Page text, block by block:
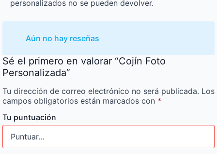
personalizados no se pueden devolver.
Aún no hay reseñas
Sé el primero en valorar “Cojín Foto
Personalizada”
Tu dirección de correo electrónico no será publicada. Los
campos obligatorios están marcados con *
Tu puntuación